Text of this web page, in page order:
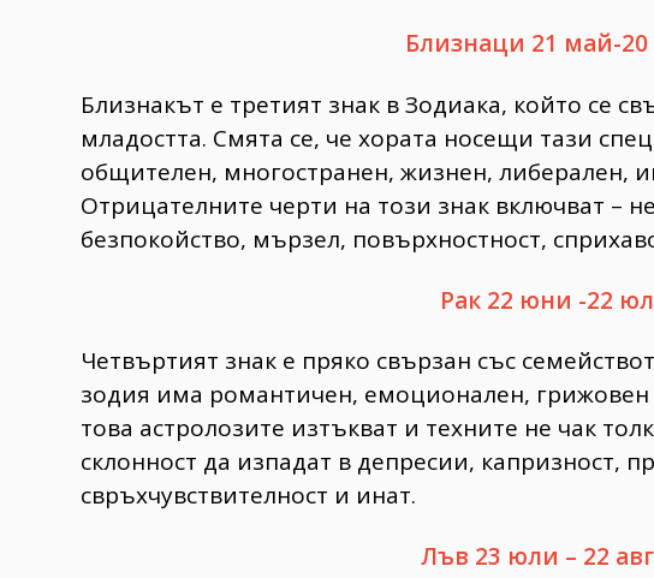
Близнаци 21 май-
Близнакът е третият знак в Зодиака, който се
младостта. Смята се, че хората носещи тази
общителен, многостранен, жизнен, либерален,
Отрицателните черти на този знак включват –
безпокойство, мързел, повърхностност,
Рак 22 юни -22
Четвъртият знак е пряко свързан със
зодия има романтичен, емоционален, грижовен
това астролозите изтъкват и техните не чак
склонност да изпадат в депресии, капризност,
свръхчувствителност и инат.
Лъв 23 юли – 22